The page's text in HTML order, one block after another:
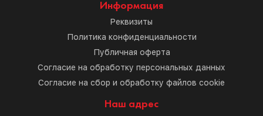
Информация
Реквизиты
Политика конфиденциальности
Публичная оферта
Согласие на обработку персональных данных
Согласие на сбор и обработку файлов cookie
Наш адрес